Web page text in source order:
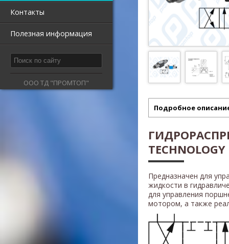
Контакты
Полезная информация
ООО ТД "ПРОМТОП"
Подробное
Предназначен для
жидкости в
для управления
мотором, а также